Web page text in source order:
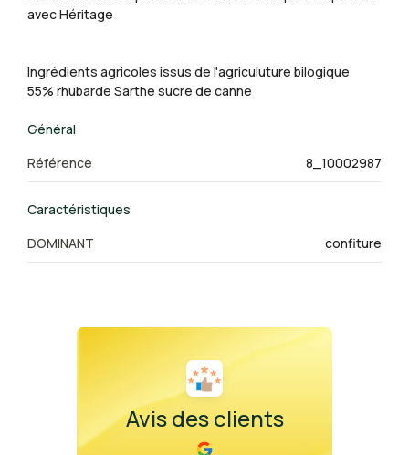
avec Héritage
Ingrédients agricoles issus de l'agriculuture bilogique
55% rhubarde Sarthe sucre de canne
Général
Référence
8_10002987
Caractéristiques
DOMINANT
confiture
Avis des clients